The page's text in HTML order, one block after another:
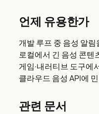
언제 유용한가
개발 루프 중 음성 알
로컬에서 긴 음성 콘텐
게임·내러티브 도구에
클라우드 음성 API에
관련 문서